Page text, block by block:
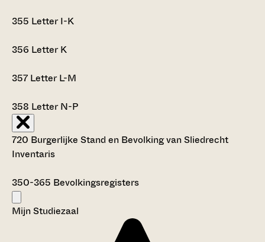
355 Letter I-K
356 Letter K
357 Letter L-M
358 Letter N-P
720 Burgerlijke Stand en Bevolking van Sliedrecht
Inventaris
350-365 Bevolkingsregisters
Mijn Studiezaal